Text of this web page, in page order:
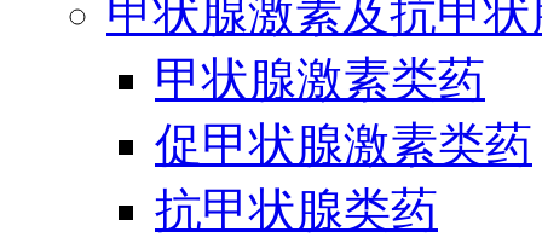
甲状腺激素及抗甲
甲状腺激素类药
促甲状腺激素类药
抗甲状腺类药